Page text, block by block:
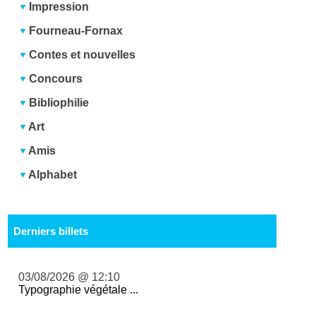
Impression
Fourneau-Fornax
Contes et nouvelles
Concours
Bibliophilie
Art
Amis
Alphabet
Derniers billets
03/08/2026 @ 12:10
Typographie végétale ...